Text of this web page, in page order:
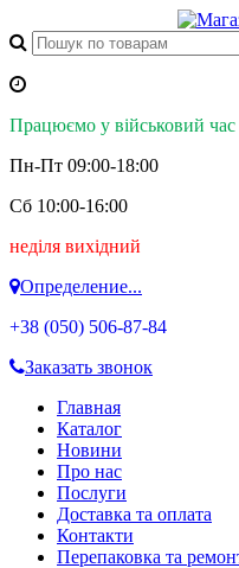
Працюємо у військовий час
Пн-Пт 09:00-18:00
Сб 10:00-16:00
неділя вихідний
Определение...
+38 (050) 506-87-84
Заказать звонок
Главная
Каталог
Новини
Про нас
Послуги
Доставка та оплата
Контакти
Перепаковка та